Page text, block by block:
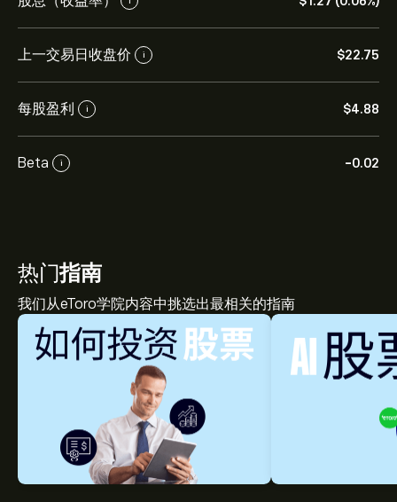
上一交易日收盘价 i ‎$‎22.75
每股盈利 i ‎$‎4.88
Beta i -0.02
热门指南
我们从eToro学院内容中挑选出最相关的指南